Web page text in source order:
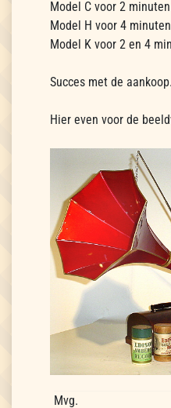
Model C voor 2
Model H voor 4
Model K voor 2 en 4
Succes met de aankoop.
Hier even voor de
Mvg.